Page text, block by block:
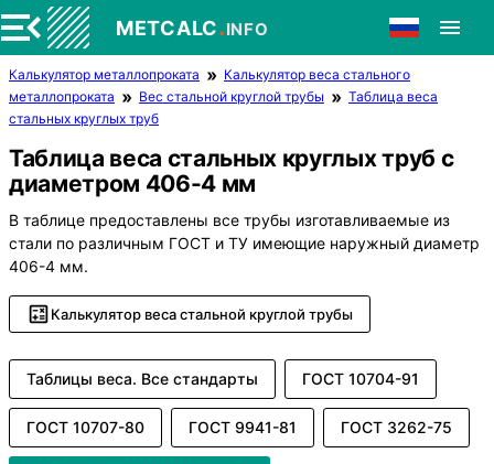
METCALC.INFO
Калькулятор металлопроката
Калькулятор веса стального
металлопроката
Вес стальной круглой трубы
Таблица веса
стальных круглых труб
Таблица веса стальных круглых труб с
диаметром 406-4 мм
В таблице предоставлены все трубы изготавливаемые из
стали по различным ГОСТ и ТУ имеющие наружный диаметр
406-4 мм.
Калькулятор веса стальной круглой трубы
Таблицы веса. Все стандарты ГОСТ 10704-91
ГОСТ 10707-80 ГОСТ 9941-81 ГОСТ 3262-75